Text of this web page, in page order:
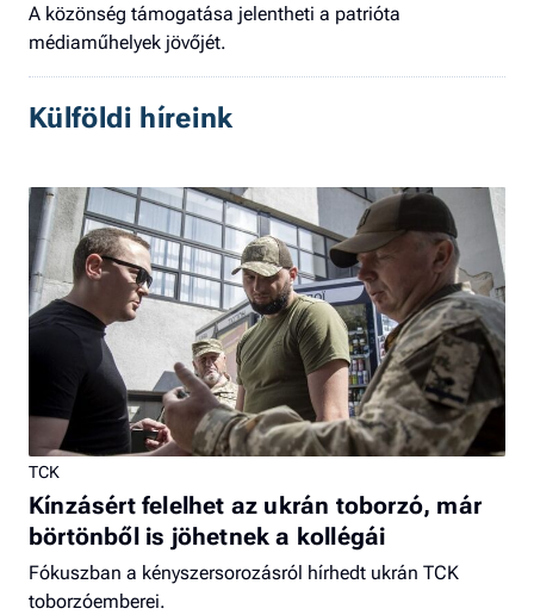
A közönség támogatása jelentheti a patrióta
médiaműhelyek jövőjét.
Külföldi híreink
TCK
Kínzásért felelhet az ukrán toborzó, már
börtönből is jöhetnek a kollégái
Fókuszban a kényszersorozásról hírhedt ukrán TCK
toborzóemberei.